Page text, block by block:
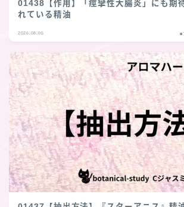
01438【作用】「痙攣性大腸炎」にも期
れている精油
2026.08.05 ■